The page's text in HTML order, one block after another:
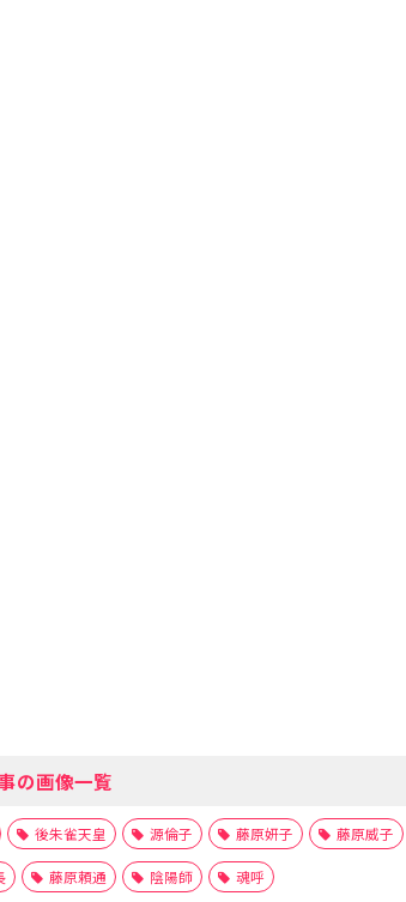
の画像一覧
後朱雀天皇 源倫子 藤原妍子 藤原威子
藤原頼通 陰陽師 魂呼